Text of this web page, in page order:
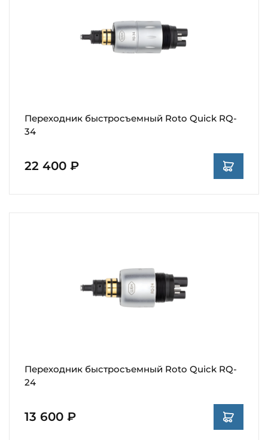
Переходник быстросъемный Roto Quick RQ-
34
22 400 ₽
Переходник быстросъемный Roto Quick RQ-
24
13 600 ₽